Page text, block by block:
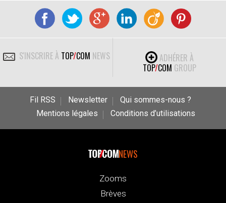
S'INSCRIRE À TOP/COM NEWS
ADHÉRER À
TOP/COM GROUP
Fil RSS Newsletter
Qui sommes-nous ?
Mentions légales
Conditions d’utilisations
NEWS
Zooms
Brèves